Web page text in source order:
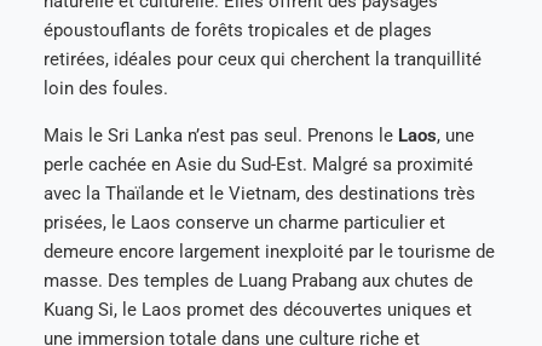
époustouflants de forêts tropicales et de plages
retirées, idéales pour ceux qui cherchent la tranquillité
loin des foules.
Mais le Sri Lanka n’est pas seul. Prenons le Laos, une
perle cachée en Asie du Sud-Est. Malgré sa proximité
avec la Thaïlande et le Vietnam, des destinations très
prisées, le Laos conserve un charme particulier et
demeure encore largement inexploité par le tourisme de
masse. Des temples de Luang Prabang aux chutes de
Kuang Si, le Laos promet des découvertes uniques et
une immersion totale dans une culture riche et